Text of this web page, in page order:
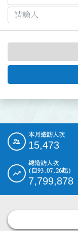
::: 本月造訪人次
15,473
總造訪人次
(自93.07.26起)
7,799,878